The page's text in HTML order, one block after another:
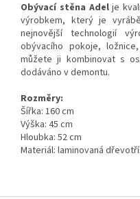
Obývací stěna Adelje
výrobkem, který je
nejnovější technologií
obývacího pokoje,
můžete ji kombinovat s
dodáváno v demontu.
Rozměry:
Šířka: 160 cm
Výška: 45 cm
Hloubka: 52 cm
Materiál: laminovaná